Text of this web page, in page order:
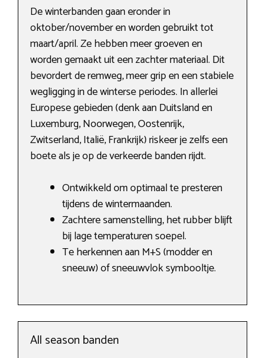
De winterbanden gaan eronder in
oktober/november en worden gebruikt tot
maart/april. Ze hebben meer groeven en
worden gemaakt uit een zachter materiaal. Dit
bevordert de remweg, meer grip en een stabiele
wegligging in de winterse periodes. In allerlei
Europese gebieden (denk aan Duitsland en
Luxemburg, Noorwegen, Oostenrijk,
Zwitserland, Italië, Frankrijk) riskeer je zelfs een
boete als je op de verkeerde banden rijdt.
Ontwikkeld om optimaal te presteren
tijdens de wintermaanden.
Zachtere samenstelling, het rubber blijft
bij lage temperaturen soepel.
Te herkennen aan M+S (modder en
sneeuw) of sneeuwvlok symbooltje.
All season banden